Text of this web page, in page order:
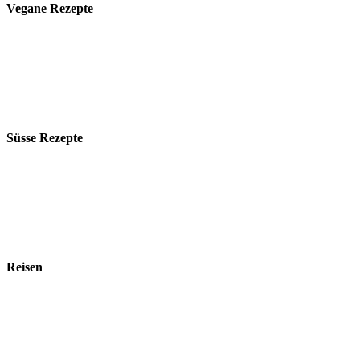
Vegane Rezepte
Süsse Rezepte
Reisen